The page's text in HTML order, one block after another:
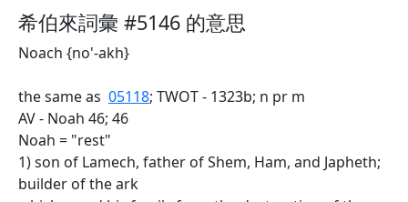
希伯來詞彙 #5146 的意思
Noach {no'-akh}
the same as 05118; TWOT - 1323b; n pr m
AV - Noah 46; 46
Noah = "rest"
1) son of Lamech, father of Shem, Ham, and Japheth;
builder of the ark